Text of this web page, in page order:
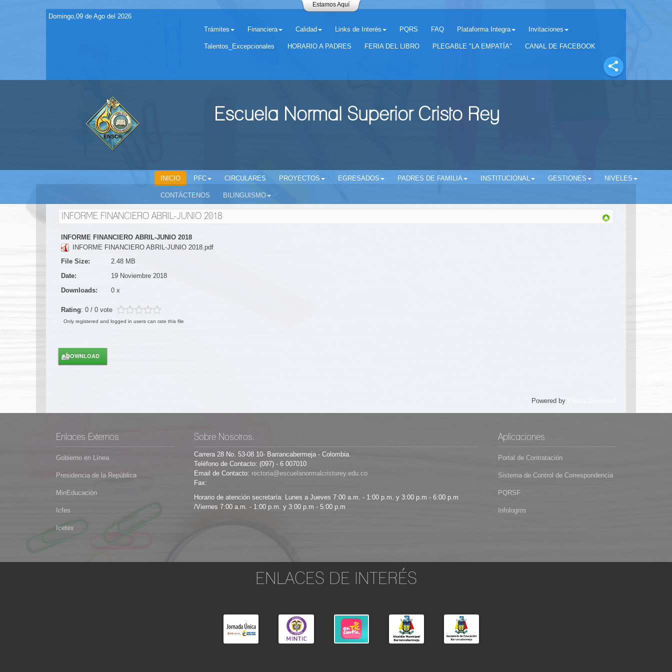
Estamos Aquí
Domingo,09 de Ago del 2026
Trámites
Financiera Calidad Links de Interés PQRS FAQ Plataforma Integra Invitaciones
Talentos_Excepcionales HORARIO A PADRES FERIA DEL LIBRO PLEGABLE "LA EMPATÍA" CANAL DE FACEBOOK
Escuela Normal Superior Cristo Rey
INICIO PFC CIRCULARES PROYECTOS EGRESADOS PADRES DE FAMILIA INSTITUCIONAL GESTIONES NIVELES
CONTÁCTENOS BILINGUISMO
INFORME FINANCIERO ABRIL-JUNIO 2018
INFORME FINANCIERO ABRIL-JUNIO 2018
INFORME FINANCIERO ABRIL-JUNIO 2018.pdf
File Size:
2.48 MB
Date:
19 Noviembre 2018
Downloads:
0 x
Rating: 0 / 0 vote
Only registered and logged in users can rate this file
Powered by
Enlaces Externos
Gobierno en Línea
Presidencia de la República
MinEducación
Icfes
Icetex
Sobre Nosotros.
Carrera 28 No. 53-08 10- Barrancabermeja - Colombia.
Teléfono de Contacto: (097) - 6 007010
Email de Contacto:
Fax:
Horario de atención secretaría: Lunes a Jueves 7:00 a.m. - 1:00 p.m. y 3:00 p.m - 6:00 p.m
/Viernes 7:00 a.m. - 1:00 p.m. y 3:00 p.m - 5:00 p.m
Aplicaciones
Portal de Contratación
Sistema de Control de Correspondencia
PQRSF
Infologros
ENLACES DE INTERÉS